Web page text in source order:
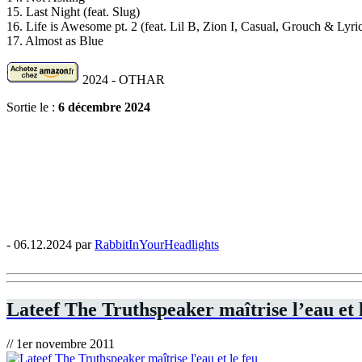
15. Last Night (feat. Slug)
16. Life is Awesome pt. 2 (feat. Lil B, Zion I, Casual, Grouch &
17. Almost as Blue
2024 - OTHAR
Sortie le : 6 décembre 2024
- 06.12.2024 parRabbitInYourHeadlights
Lateef The Truthspeaker maîtrise l’eau et
// 1er novembre 2011